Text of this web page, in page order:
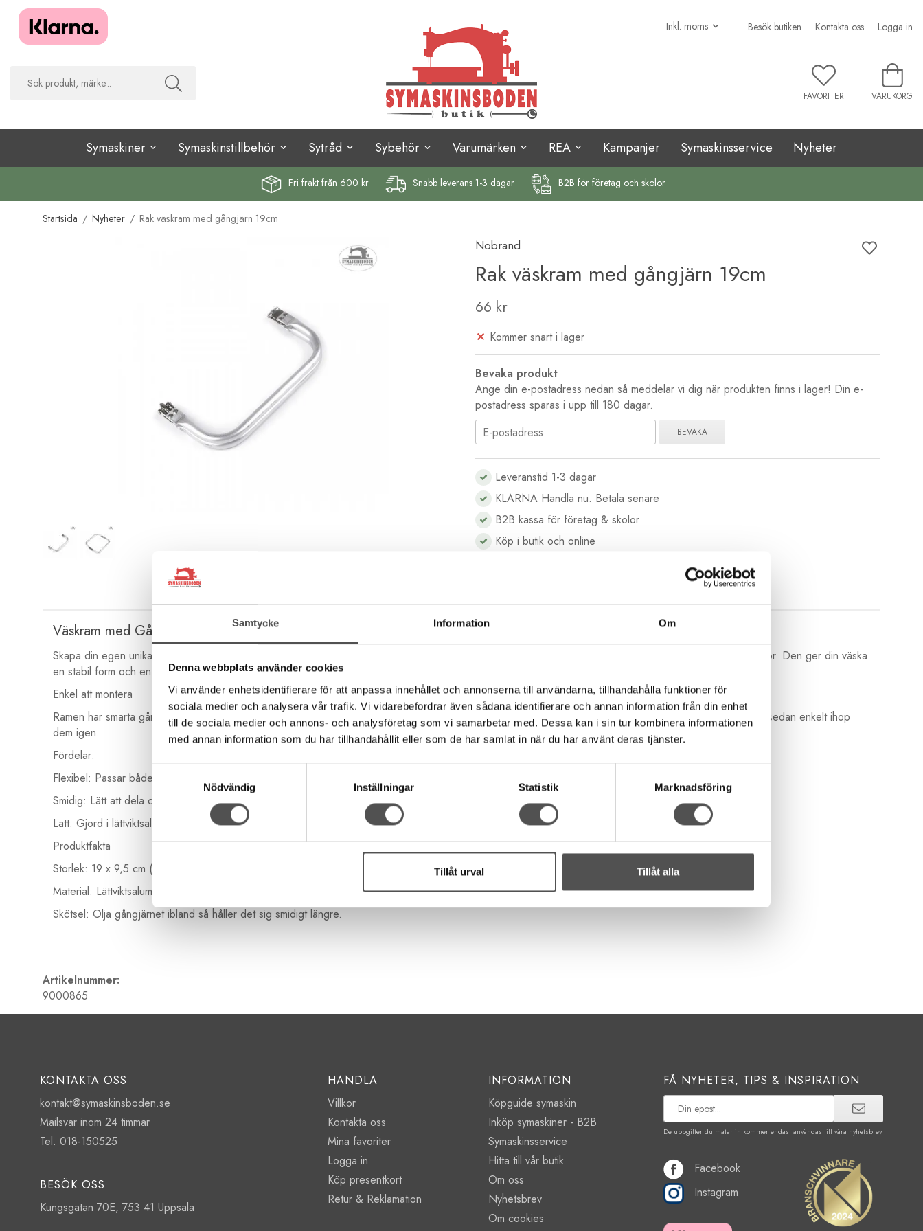
Samtycke Information Om
Denna webbplats använder cookies
Vi använder enhetsidentifierare för att anpassa innehållet och annonserna till användarna, tillhandahålla funktioner för
sociala medier och analysera vår trafik. Vi vidarebefordrar även sådana identifierare och annan information från din enhet
till de sociala medier och annons- och analysföretag som vi samarbetar med. Dessa kan i sin tur kombinera informationen
med annan information som du har tillhandahållit eller som de har samlat in när du har använt deras tjänster.
Nödvändig
Inställningar Statistik Marknadsföring
Tillåt urval Tillåt alla
Besök butiken Kontakta oss Logga in
FAVORITER VARUKORG
Symaskiner Symaskinstillbehör Sytråd Sybehör Varumärken REA Kampanjer Symaskinsservice Nyheter
Fri fraktfrån 600 kr Snabb leverans 1-3 dagar B2B för företag och skolor
Startsida / Nyheter / Rak väskram med gångjärn 19cm
Nobrand
Rak väskram med gångjärn 19cm
66 kr
Kommer snart i lager
Bevaka produkt
Ange din e-postadress nedan så meddelar vi dig när produkten finns i lager! Din e-
postadress sparas i upp till 180 dagar.
BEVAKA
Leveranstid 1-3 dagar
KLARNA Handla nu. Betala senare
B2B kassa för företag & skolor
Köp i butik och online
Väskram med Gångjärn (19 cm) – För egna handväskor
Skapa din egen unika handväska! Denna väskram (även kallad clutchram eller doktorsväskram) passar perfekt för dig som syr, virkar eller stickar egna väskor. Den ger din väska
en stabil form och en snygg stängning.
Enkel att montera
Ramen har smarta gångjärn med en lös sprint. Om du vill sy in ramen i en kanal tar du bara ur sprinten, delar på ramen och trär in delarna en och en. Sätt sedan enkelt ihop
dem igen.
Fördelar:
Flexibel: Passar både till tyg, stickat och virkat.
Smidig: Lätt att dela och montera tack vare sprinten.
Lätt: Gjord i lättviktsaluminium så att väskan inte blir tung.
Produktfakta
Storlek: 19 x 9,5 cm (ca 1 cm tjock)
Material: Lättviktsaluminium
Skötsel: Olja gångjärnet ibland så håller det sig smidigt längre.
Artikelnummer:
9000865
KONTAKTA OSS
kontakt@symaskinsboden.se
Mailsvar inom 24 timmar
Tel. 018-150525
BESÖK OSS
Kungsgatan 70E, 753 41 Uppsala
HANDLA
Villkor
Kontakta oss
Mina favoriter
Logga in
Köp presentkort
Retur & Reklamation
INFORMATION
Köpguide symaskin
Inköp symaskiner - B2B
Symaskinsservice
Hitta till vår butik
Om oss
Nyhetsbrev
Om cookies
FÅ NYHETER, TIPS & INSPIRATION
De uppgifter du matar in kommer endast användas till våra nyhetsbrev.
Facebook
Instagram